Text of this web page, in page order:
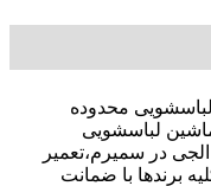
لباسشویی محدوده
لباسشویی
در سمیرم،تعمیر
برندها با ضمانت